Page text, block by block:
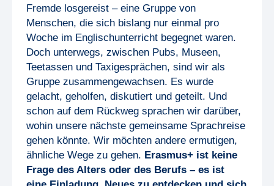
Fremde losgereist – eine Gruppe von
Menschen, die sich bislang nur einmal pro
Woche im Englischunterricht begegnet waren.
Doch unterwegs, zwischen Pubs, Museen,
Teetassen und Taxigesprächen, sind wir als
Gruppe zusammengewachsen. Es wurde
gelacht, geholfen, diskutiert und geteilt. Und
schon auf dem Rückweg sprachen wir darüber,
wohin unsere nächste gemeinsame Sprachreise
gehen könnte. Wir möchten andere ermutigen,
ähnliche Wege zu gehen. Erasmus+ ist keine
Frage des Alters oder des Berufs – es ist